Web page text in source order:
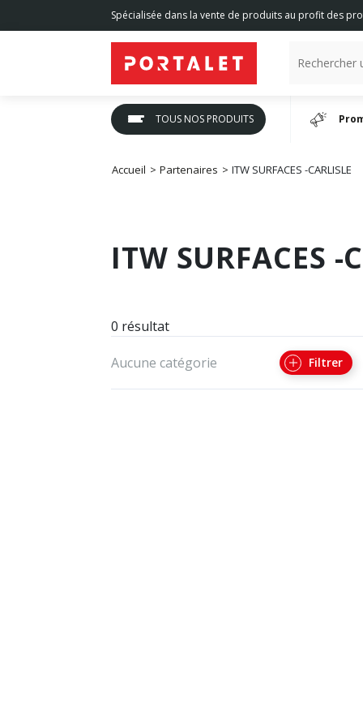
Spécialisée dans la vente de produits au profit des
TOUS NOS PRODUITS
Accueil Partenaires ITW SURFACES -CARLISLE
ITW SURFACES -
0 résultat
Aucune catégorie Filtrer